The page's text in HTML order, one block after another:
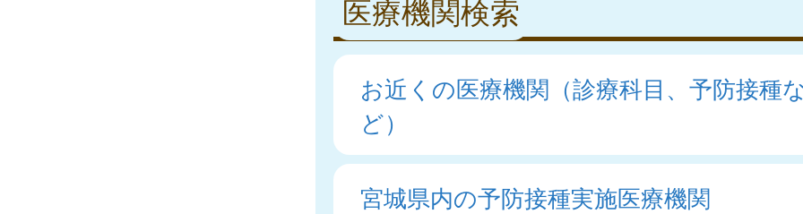
医療機関検索
お近くの医療機関（診療科目、予防接種
ど）
宮城県内の予防接種実施医療機関